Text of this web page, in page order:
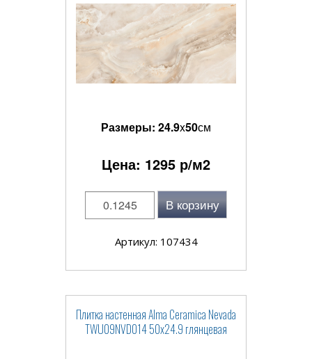
Размеры: 24.9x50см
Цена: 1295 р/м2
В корзину
Артикул: 107434
Плитка настенная Alma Ceramica Nevada
TWU09NVD014 50x24.9 глянцевая